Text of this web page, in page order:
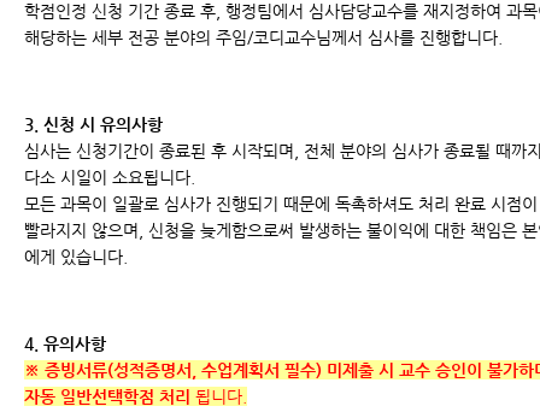
학점인정 신청 기간 종료 후, 행정팀에서 심사담당교수를 재지정하여 과
해당하는 세부 전공 분야의 주임/코디교수님께서 심사를 진행합니다.
3. 신청 시 유의사항
심사는 신청기간이 종료된 후 시작되며, 전체 분야의 심사가 종료될 때까
다소 시일이 소요됩니다.
모든 과목이 일괄로 심사가 진행되기 때문에 독촉하셔도 처리 완료 시점이
빨라지지 않으며, 신청을 늦게함으로써 발생하는 불이익에 대한 책임은
에게 있습니다.
4. 유의사항
※ 증빙서류(성적증명서, 수업계획서 필수) 미제출 시 교수 승인이 불가하
자동 일반선택학점 처리 됩니다.